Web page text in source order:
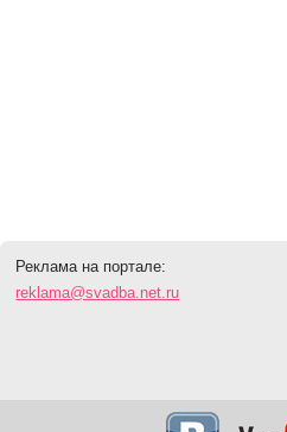
Реклама на портале:
reklama@svadba.net.ru